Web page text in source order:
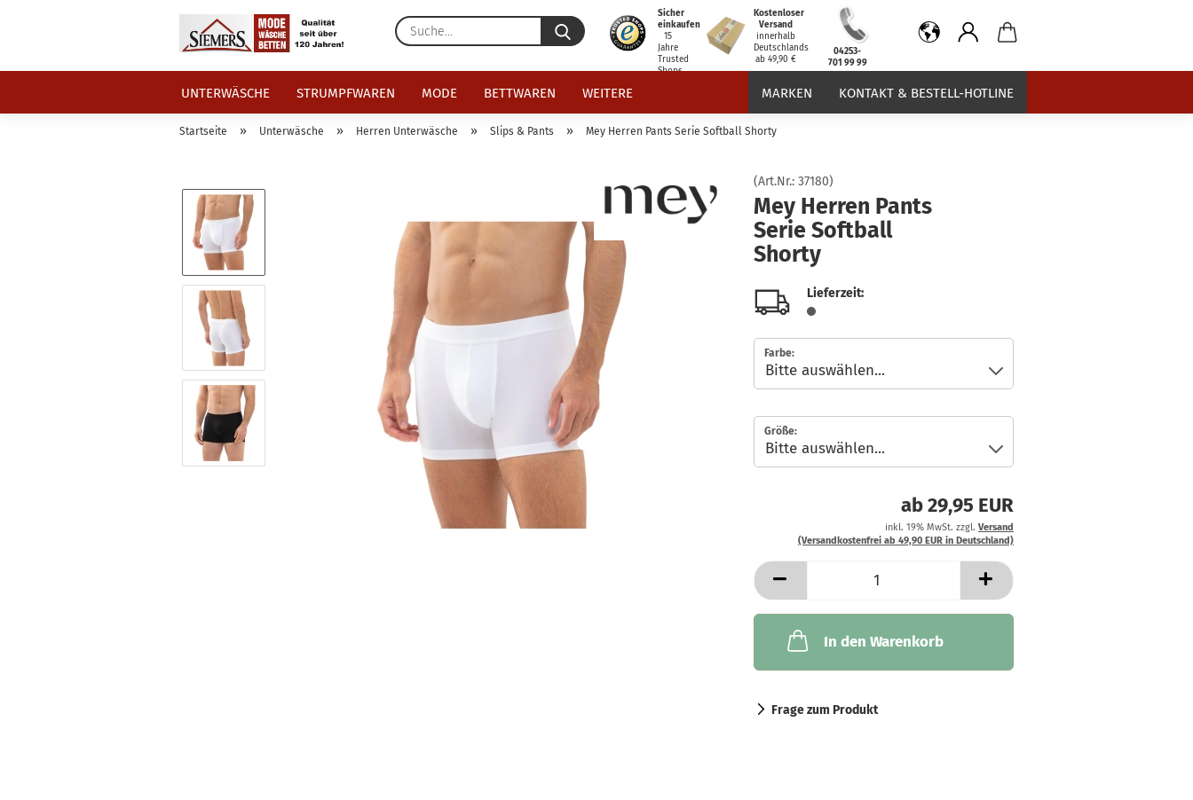
Suche...
Sicher
einkaufen
15
Jahre
Trusted
Shops
Kostenloser
Versand
innerhalb
Deutschlands
ab 49,90 €
04253-
701 99 99
UNTERWÄSCHE STRUMPFWAREN MODE BETTWAREN MARKEN KONTAKT & BESTELL-HOTLINE
WEITERE
Startseite » Unterwäsche » Herren Unterwäsche » Slips & Pants » Mey Herren Pants Serie Softball Shorty
(Art.Nr.: 37180)
Mey Herren Pants
Serie Softball
Shorty
Lieferzeit:
Farbe:
Größe:
ab 29,95 EUR
inkl. 19% MwSt. zzgl. Versand
(Versandkostenfrei ab 49,90 EUR in Deutschland)
In den Warenkorb
Frage zum Produkt